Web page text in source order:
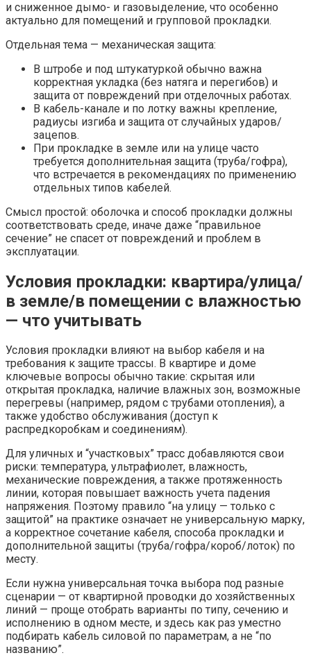
и сниженное дымо- и газовыделение, что особенно
актуально для помещений и групповой прокладки.
Отдельная тема — механическая защита:
В штробе и под штукатуркой обычно важна
корректная укладка (без натяга и перегибов) и
защита от повреждений при отделочных работах.​
В кабель-канале и по лотку важны крепление,
радиусы изгиба и защита от случайных ударов/
зацепов.​
При прокладке в земле или на улице часто
требуется дополнительная защита (труба/гофра),
что встречается в рекомендациях по применению
отдельных типов кабелей.​
Смысл простой: оболочка и способ прокладки должны
соответствовать среде, иначе даже “правильное
сечение” не спасет от повреждений и проблем в
эксплуатации.
Условия прокладки: квартира/улица/
в земле/в помещении с влажностью
— что учитывать
Условия прокладки влияют на выбор кабеля и на
требования к защите трассы. В квартире и доме
ключевые вопросы обычно такие: скрытая или
открытая прокладка, наличие влажных зон, возможные
перегревы (например, рядом с трубами отопления), а
также удобство обслуживания (доступ к
распредкоробкам и соединениям).
Для уличных и “участковых” трасс добавляются свои
риски: температура, ультрафиолет, влажность,
механические повреждения, а также протяженность
линии, которая повышает важность учета падения
напряжения. Поэтому правило “на улицу — только с
защитой” на практике означает не универсальную марку,
а корректное сочетание кабеля, способа прокладки и
дополнительной защиты (труба/гофра/короб/лоток) по
месту.
Если нужна универсальная точка выбора под разные
сценарии — от квартирной проводки до хозяйственных
линий — проще отобрать варианты по типу, сечению и
исполнению в одном месте, и здесь как раз уместно
подбирать кабель силовой по параметрам, а не “по
названию”.​